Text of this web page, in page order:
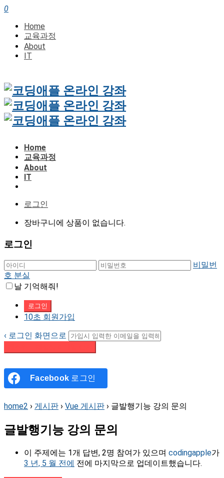
0
Home
교육과정
About
IT
Home
교육과정
About
IT
로그인
장바구니에 상품이 없습니다.
로그인
비밀번
호 분실
날 기억해줘!
10초 회원가입
‹ 로그인 화면으로
Facebook 로그인
home2 › 게시판 › Vue 게시판 › 글발행기능 강의 문의
글발행기능 강의 문의
이 주제에는 1개 답변, 2명 참여가 있으며 codingapple가
3 년, 5 월 전에 전에 마지막으로 업데이트했습니다.